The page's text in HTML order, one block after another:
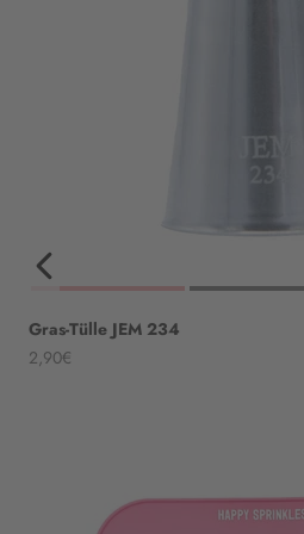
Gras-Tülle JEM 234
Angebot
2,90€